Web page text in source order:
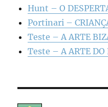
Hunt – O
Portinari –
Teste – A ARTE
Teste – A ARTE DO